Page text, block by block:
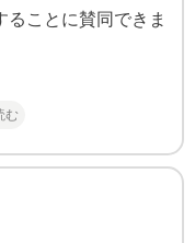
ることに賛同できま
む